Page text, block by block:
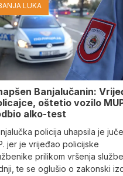
LUKA
Banjalučanin:
oštetio vozilo
alko-test
policija uhapsila je juče
jer je vrijeđao policijske
prilikom vršenja
te se oglušio o zakonski